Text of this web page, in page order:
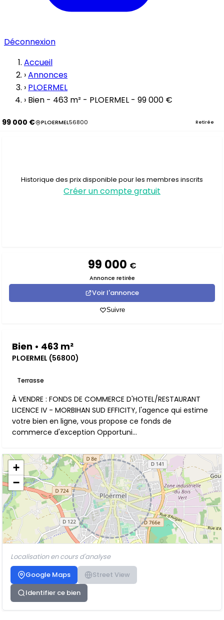
Déconnexion
Accueil
›Annonces
› PLOERMEL
› Bien - 463 m² - PLOERMEL - 99 000 €
99 000 € PLOERMEL56800 Retirée
Historique des prix disponible pour les membres inscrits
Créer un compte gratuit
99 000 €
Annonce retirée
Voir l'annonce
Suivre
Bien • 463 m²
PLOERMEL (56800)
Terrasse
À VENDRE : FONDS DE COMMERCE D'HOTEL/RESTAURANT
LICENCE IV - MORBIHAN SUD EFFICITY, l'agence qui estime
votre bien en ligne, vous propose ce fonds de
commerce d'exception Opportuni...
+
−
Localisation en cours d'analyse
Google Maps
Street View
Identifier ce bien